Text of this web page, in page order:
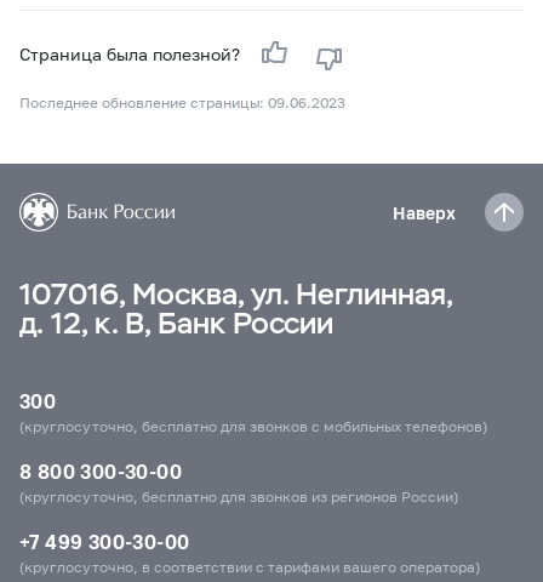
Страница была полезной?
Последнее обновление страницы: 09.06.2023
Наверх
107016, Москва, ул. Неглинная,
д. 12, к. В, Банк России
300
(круглосуточно, бесплатно для звонков с мобильных телефонов)
8 800 300-30-00
(круглосуточно, бесплатно для звонков из регионов России)
+7 499 300-30-00
(круглосуточно, в соответствии с тарифами вашего оператора)